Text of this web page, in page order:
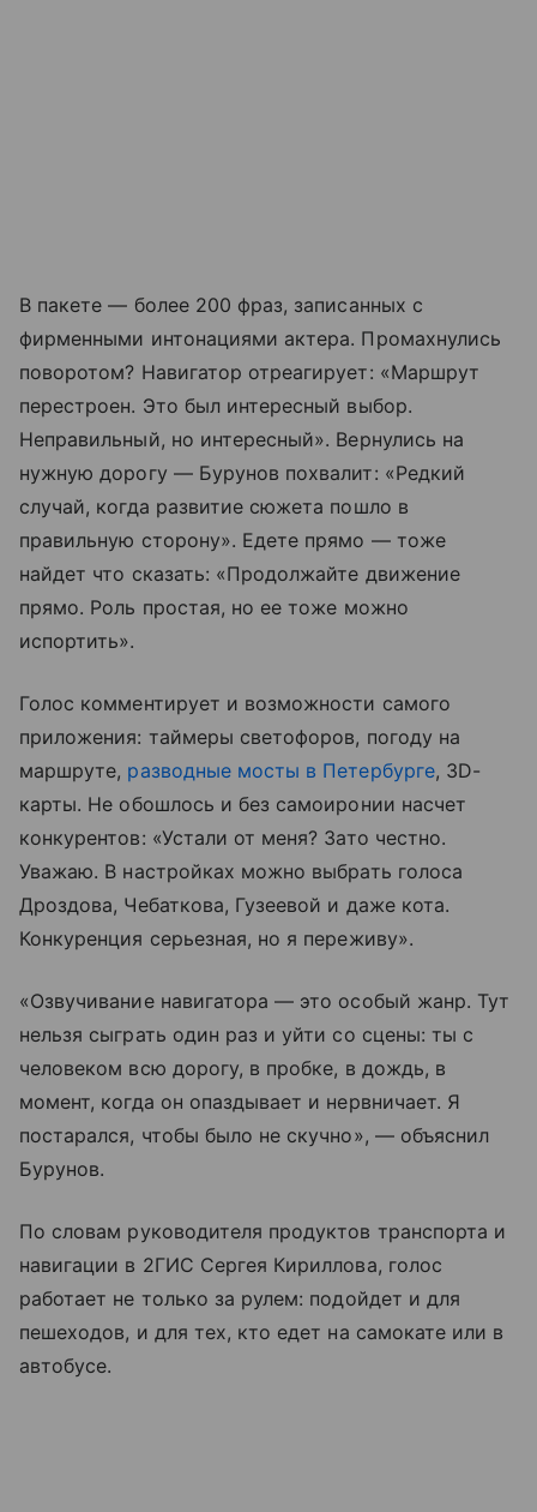
В пакете — более 200 фраз, записанных с
фирменными интонациями актера. Промахнулись
поворотом? Навигатор отреагирует: «Маршрут
перестроен. Это был интересный выбор.
Неправильный, но интересный». Вернулись на
нужную дорогу — Бурунов похвалит: «Редкий
случай, когда развитие сюжета пошло в
правильную сторону». Едете прямо — тоже
найдет что сказать: «Продолжайте движение
прямо. Роль простая, но ее тоже можно
испортить».
Голос комментирует и возможности самого
приложения: таймеры светофоров, погоду на
маршруте, разводные мосты в Петербурге, 3D-
карты. Не обошлось и без самоиронии насчет
конкурентов: «Устали от меня? Зато честно.
Уважаю. В настройках можно выбрать голоса
Дроздова, Чебаткова, Гузеевой и даже кота.
Конкуренция серьезная, но я переживу».
«Озвучивание навигатора — это особый жанр. Тут
нельзя сыграть один раз и уйти со сцены: ты с
человеком всю дорогу, в пробке, в дождь, в
момент, когда он опаздывает и нервничает. Я
постарался, чтобы было не скучно», — объяснил
Бурунов.
По словам руководителя продуктов транспорта и
навигации в 2ГИС Сергея Кириллова, голос
работает не только за рулем: подойдет и для
пешеходов, и для тех, кто едет на самокате или в
автобусе.